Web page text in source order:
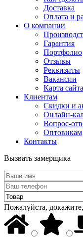
Доставка
Оплата и
О компании
Гарантия
Портфолио
Отзывы
Реквизиты
Вакансии
Карта сайта
Клиентам
Скидки и
Онлайн-
Вопрос-
Оптовикам
Контакты
Вызвать замерщика
Пожалуйста,